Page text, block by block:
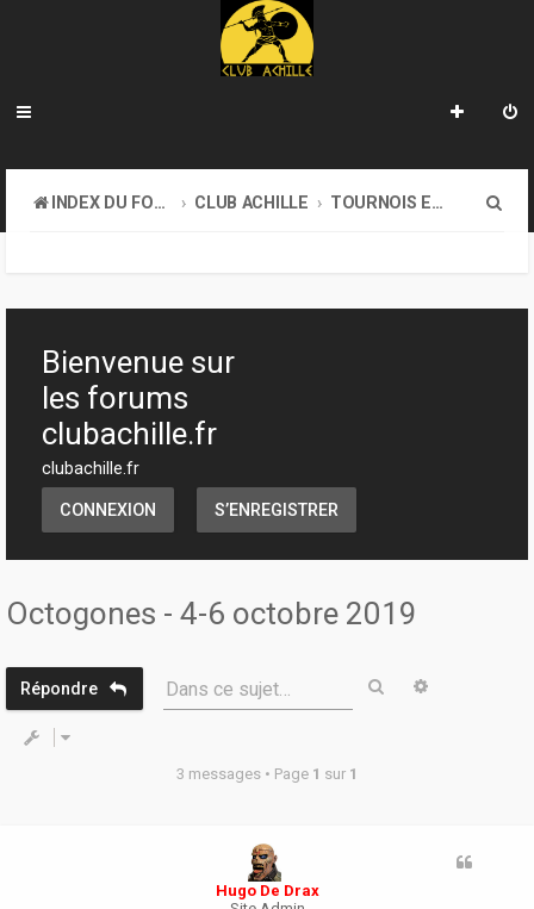
INDEX DU FORUM CLUB ACHILLE TOURNOIS ET EVENEMENTS
h
Bienvenue sur
les forums
clubachille.fr
clubachille.fr
CONNEXION S’ENREGISTRER
Octogones - 4-6 octobre 2019
Répondre Dans ce sujet… Rechercher
3 messages • Page 1 sur 1
Hugo De Drax